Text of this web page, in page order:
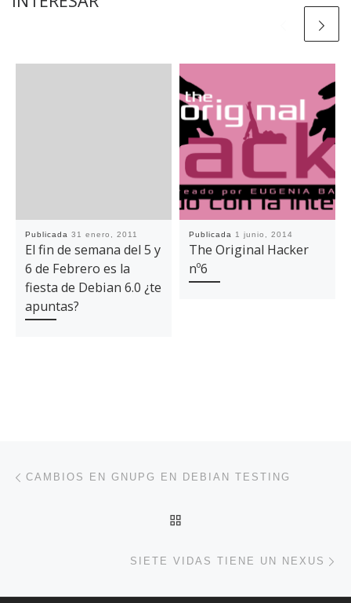
Publicada 31 enero, 2011
El fin de semana del 5 y
6 de Febrero es la
fiesta de Debian 6.0 ¿te
apuntas?
Publicada 1 junio, 2014
The Original Hacker
nº6
Navegación de entradas
CAMBIOS EN GNUPG EN DEBIAN TESTING
SIETE VIDAS TIENE UN NEXUS